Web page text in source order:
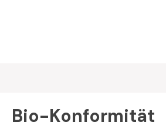
Bio-Konformität